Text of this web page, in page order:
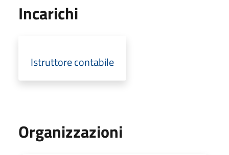
Incarichi
Istruttore contabile
Organizzazioni